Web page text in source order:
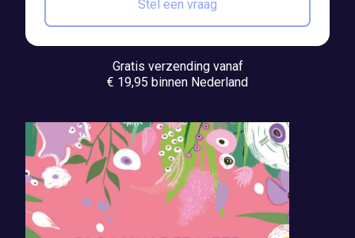
Stel een vraag
Gratis verzending vanaf
€ 19,95 binnen Nederland